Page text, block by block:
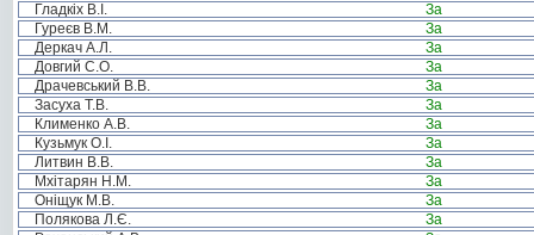
Гладкіх В.І.
За
Гуреєв В.М.
За
Деркач А.Л.
За
Довгий С.О.
За
Драчевський В.В.
За
Засуха Т.В.
За
Клименко А.В.
За
Кузьмук О.І.
За
Литвин В.В.
За
Мхітарян Н.М.
За
Оніщук М.В.
За
Полякова Л.Є.
За